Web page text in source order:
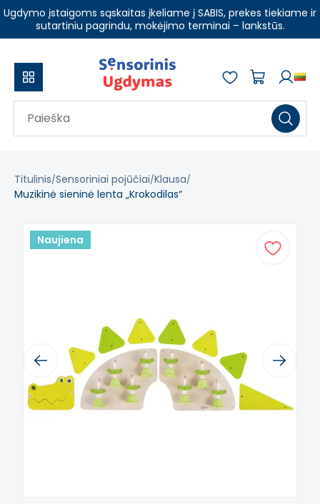
Ugdymo įstaigoms sąskaitas įkeliame į SABIS, prekes tiekiame ir
sutartiniu pagrindu, mokėjimo terminai – lankstūs.
Titulinis Sensoriniai pojūčiai Klausa
Muzikinė sieninė lenta „Krokodilas“
Naujiena
Previous Next